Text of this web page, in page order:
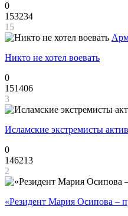
0
153234
15
Никто не хотел воевать
0
151406
3
Исламские экстремисты
0
146213
2
«Резидент Мария Осипова –